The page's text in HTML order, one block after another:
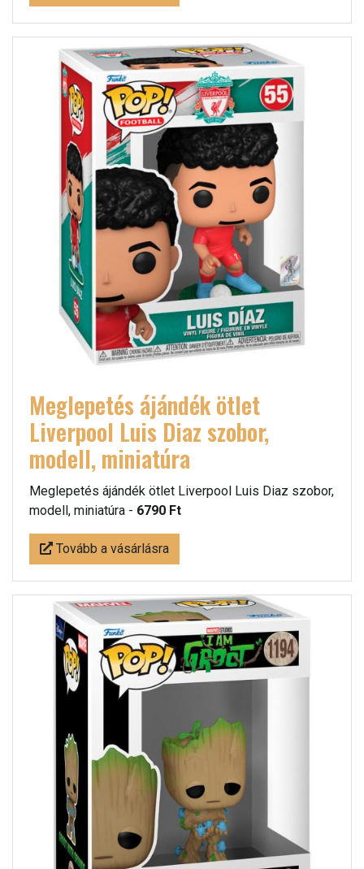
Meglepetés ájándék ötlet
Liverpool Luis Diaz szobor,
modell, miniatúra
Meglepetés ájándék ötlet Liverpool Luis Diaz szobor,
modell, miniatúra - 6790 Ft
Tovább a vásárlásra